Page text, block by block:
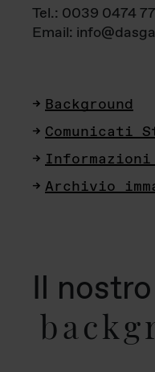
Tel.: 0039 0474
Email:
Background
Comunicati
Archivio
Il nostro